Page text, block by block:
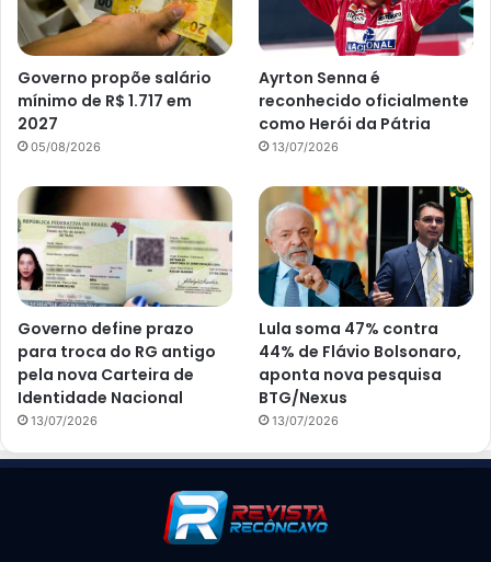
Governo propõe salário
mínimo de R$ 1.717 em
2027
05/08/2026
Ayrton Senna é
reconhecido oficialmente
como Herói da Pátria
13/07/2026
Governo define prazo
para troca do RG antigo
pela nova Carteira de
Identidade Nacional
13/07/2026
Lula soma 47% contra
44% de Flávio Bolsonaro,
aponta nova pesquisa
BTG/Nexus
13/07/2026